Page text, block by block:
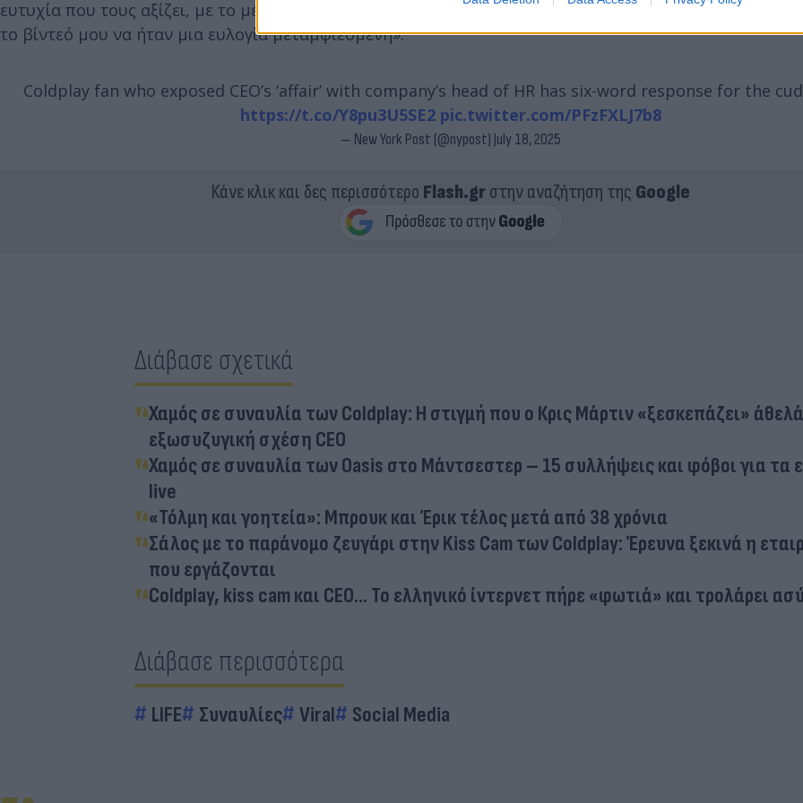
ευτυχία που τους αξίζει, με το μέλλον τους να είναι ακόμα μπροστά τους», δήλωσε η Springer. «Ελπίζω,
το βίντεό μου να ήταν μια ευλογία μεταμφιεσμένη».
Coldplay fan who exposed CEO’s ‘affair’ with company’s head of HR has six-word response for the
https://t.co/Y8pu3U5SE2 pic.twitter.com/PFzFXLJ7b8
— New York Post (@nypost) July 18, 2025
Κάνε κλικ και δες περισσότερο Flash.grστην αναζήτηση της Google
Διάβασε σχετικά
Χαμός σε συναυλία των Coldplay: Η στιγμή που ο Κρις Μάρτιν «ξεσκεπάζει»
εξωσυζυγική σχέση CEO
Χαμός σε συναυλία των Oasis στο Μάντσεστερ – 15 συλλήψεις και φόβοι για τα
live
«Τόλμη και γοητεία»: Μπρουκ και Έρικ τέλος μετά από 38 χρόνια
Σάλος με το παράνομο ζευγάρι στην Kiss Cam των Coldplay: Έρευνα ξεκινά η
που εργάζονται
Coldplay, kiss cam και CEO… Το ελληνικό ίντερνετ πήρε «φωτιά» και τρολάρει
Διάβασε περισσότερα
LIFE Συναυλίες Viral Social Media